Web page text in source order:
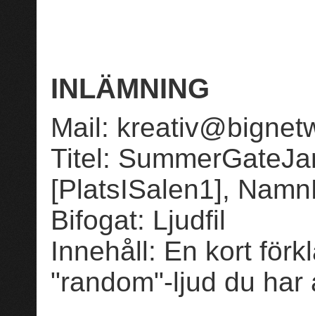
INLÄMNING
Mail:
Titel:
[PlatsISalen1],
Bifogat: Ljudfil
Innehåll: En kort
"random"-ljud du har